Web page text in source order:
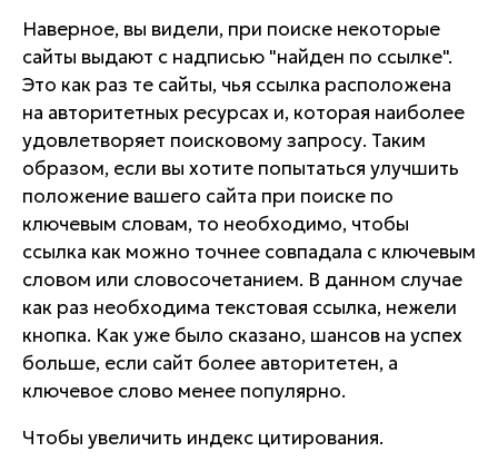
Наверное, вы видели, при поиске некоторые
сайты выдают с надписью "найден по ссылке".
Это как раз те сайты, чья ссылка расположена
на авторитетных ресурсах и, которая наиболее
удовлетворяет поисковому запросу. Таким
образом, если вы хотите попытаться улучшить
положение вашего сайта при поиске по
ключевым словам, то необходимо, чтобы
ссылка как можно точнее совпадала с ключевым
словом или словосочетанием. В данном случае
как раз необходима текстовая ссылка, нежели
кнопка. Как уже было сказано, шансов на успех
больше, если сайт более авторитетен, а
ключевое слово менее популярно.
Чтобы увеличить индекс цитирования.